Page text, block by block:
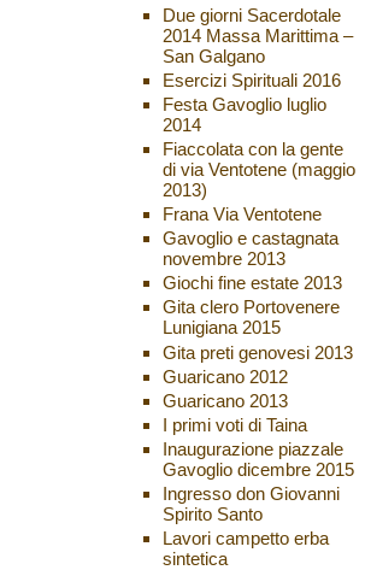
Due giorni Sacerdotale
2014 Massa Marittima –
San Galgano
Esercizi Spirituali 2016
Festa Gavoglio luglio
2014
Fiaccolata con la gente
di via Ventotene (maggio
2013)
Frana Via Ventotene
Gavoglio e castagnata
novembre 2013
Giochi fine estate 2013
Gita clero Portovenere
Lunigiana 2015
Gita preti genovesi 2013
Guaricano 2012
Guaricano 2013
I primi voti di Taina
Inaugurazione piazzale
Gavoglio dicembre 2015
Ingresso don Giovanni
Spirito Santo
Lavori campetto erba
sintetica